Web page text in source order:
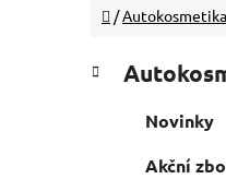
Domů
/
P
o
kategorie
a
Novinky
Akční